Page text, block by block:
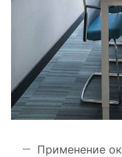
Применение